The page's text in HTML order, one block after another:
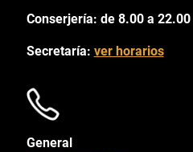
Conserjería: de 8.00 a 22.00
Secretaría: ver horarios
General